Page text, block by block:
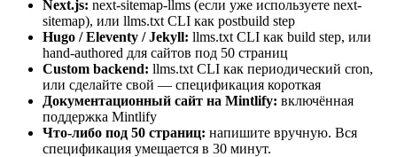
Next.js: next-sitemap-llms (если уже используете next-
sitemap), или llms.txt CLI как postbuild step
Hugo / Eleventy / Jekyll: llms.txt CLI как build step, или
hand-authored для сайтов под 50 страниц
Custom backend: llms.txt CLI как периодический cron,
или сделайте свой — спецификация короткая
Документационный сайт на Mintlify: включённая
поддержка Mintlify
Что-либо под 50 страниц: напишите вручную. Вся
спецификация умещается в 30 минут.